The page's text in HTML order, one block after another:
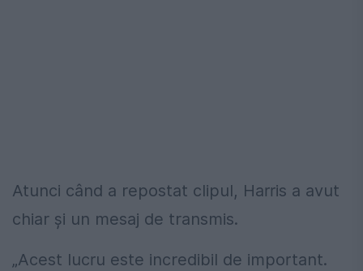
Atunci când a repostat clipul, Harris a avut
chiar și un mesaj de transmis.
„Acest lucru este incredibil de important.